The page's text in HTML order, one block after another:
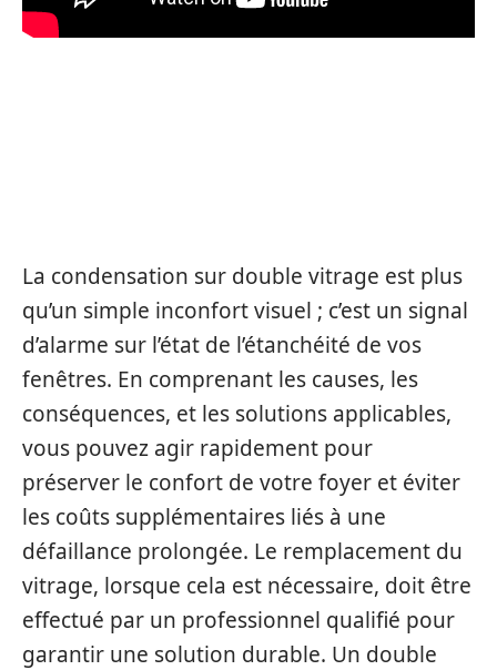
La condensation sur double vitrage est plus
qu’un simple inconfort visuel ; c’est un signal
d’alarme sur l’état de l’étanchéité de vos
fenêtres. En comprenant les causes, les
conséquences, et les solutions applicables,
vous pouvez agir rapidement pour
préserver le confort de votre foyer et éviter
les coûts supplémentaires liés à une
défaillance prolongée. Le remplacement du
vitrage, lorsque cela est nécessaire, doit être
effectué par un professionnel qualifié pour
garantir une solution durable. Un double